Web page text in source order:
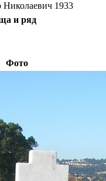
Николаевич 1933
и ряд
Фото